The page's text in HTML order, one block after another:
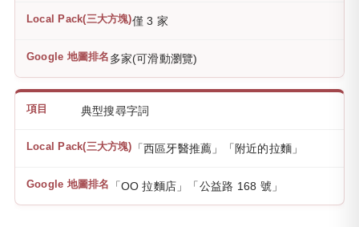
僅 3 家
多家(可滑動瀏覽)
典型搜尋字詞
「西區牙醫推薦」「附近的拉麵」
「OO 拉麵店」「公益路 168 號」